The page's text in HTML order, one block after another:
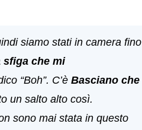
siamo stati in camera fino
sfiga che mi
“Boh”. C’è Basciano che
un salto alto così.
sono mai stata in questo